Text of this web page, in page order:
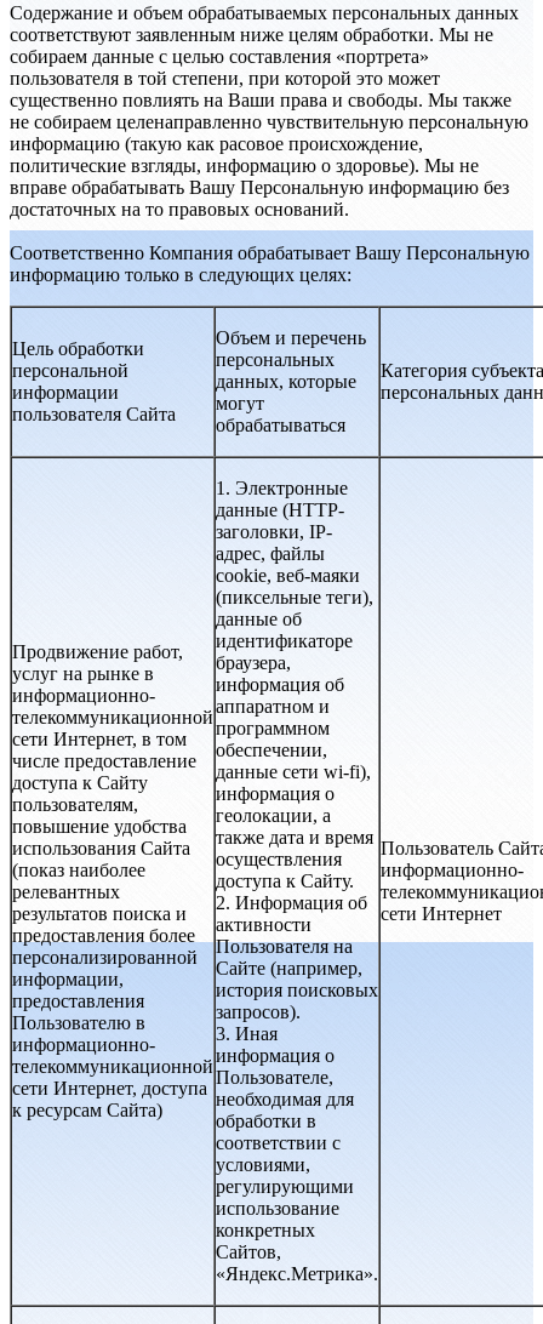
Содержание и объем обрабатываемых персональных данных
соответствуют заявленным ниже целям обработки. Мы не
собираем данные с целью составления «портрета»
пользователя в той степени, при которой это может
существенно повлиять на Ваши права и свободы. Мы также
не собираем целенаправленно чувствительную персональную
информацию (такую как расовое происхождение,
политические взгляды, информацию о здоровье). Мы не
вправе обрабатывать Вашу Персональную информацию без
достаточных на то правовых оснований.
Соответственно Компания обрабатывает Вашу Персональную
информацию только в следующих целях:
Цель обработки
персональной
информации
пользователя Сайта
Объем и перечень
персональных
данных, которые
могут
обрабатываться
Категория субъекта
персональных
Продвижение работ,
услуг на рынке в
информационно-
телекоммуникационной
сети Интернет, в том
числе предоставление
доступа к Сайту
пользователям,
повышение удобства
использования Сайта
(показ наиболее
релевантных
результатов поиска и
предоставления более
персонализированной
информации,
предоставления
Пользователю в
информационно-
телекоммуникационной
сети Интернет, доступа
к ресурсам Сайта)
1. Электронные
данные (HTTP-
заголовки, IP-
адрес, файлы
cookie, веб-маяки
(пиксельные теги),
данные об
идентификаторе
браузера,
информация об
аппаратном и
программном
обеспечении,
данные сети wi-fi),
информация о
геолокации, а
также дата и время
осуществления
доступа к Сайту.
2. Информация об
активности
Пользователя на
Сайте (например,
история поисковых
запросов).
3. Иная
информация о
Пользователе,
необходимая для
обработки в
соответствии с
условиями,
регулирующими
использование
конкретных
Сайтов,
«Яндекс.Метрика».
Пользователь
информационно-
сети Интернет